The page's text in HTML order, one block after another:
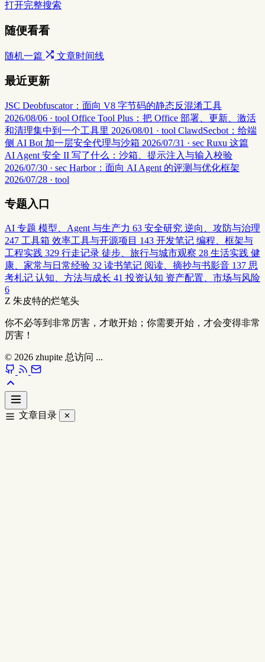
打开完整搜索
随便看看
随机一篇 文章时间线
最近更新
JSC Deobfuscator：面向 V8 字节码的静态反混淆工具
2026/08/06 · tool Office Tool Plus：把 Office 部署、更新、激活
和清理集中到一个工具里 2026/08/01 · tool ClawdSecbot：给端
侧 AI Bot 加一层安全代理与沙箱 2026/07/31 · sec Ruxu 这篇
AI Agent 安全 II 写了什么：沙箱、提示注入与输入校验
2026/07/30 · sec Harbor：面向 AI Agent 的评测与优化框架
2026/07/28 · tool
专题入口
AI 专题 模型、Agent 与生产力 63 安全研究 逆向、攻防与治理
247 工具箱 效率工具与开源项目 143 开发笔记 编程、框架与
工程实践 329 行走记录 徒步、旅行与城市观察 28 生活实践 健
康、家常与日常经验 32 读书笔记 阅读、摘抄与书影音 137 思
考札记 认知、方法与成长 41 投资认知 资产配置、市场与风险
6
Z 朱皮特的烂笔头
你不必等到非常厉害，才敢开始；你需要开始，才会变得非常
厉害！
© 2026 zhupite 总访问 ...
文章目录 ✕